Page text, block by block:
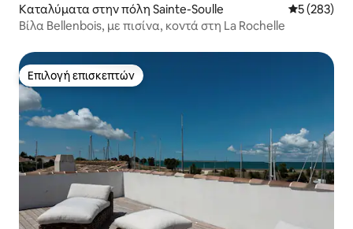
Καταλύματα στην πόλη Sainte-Soulle Μέση
5 (283)
Βίλα Bellenbois, με πισίνα, κοντά στη La Rochelle
Επιλογή επισκεπτών
Επιλογή επισκεπτών